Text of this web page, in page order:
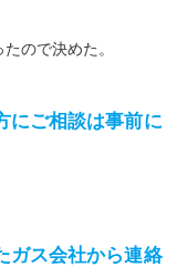
ので決めた。
にご相談は事前に
ガス会社から連絡